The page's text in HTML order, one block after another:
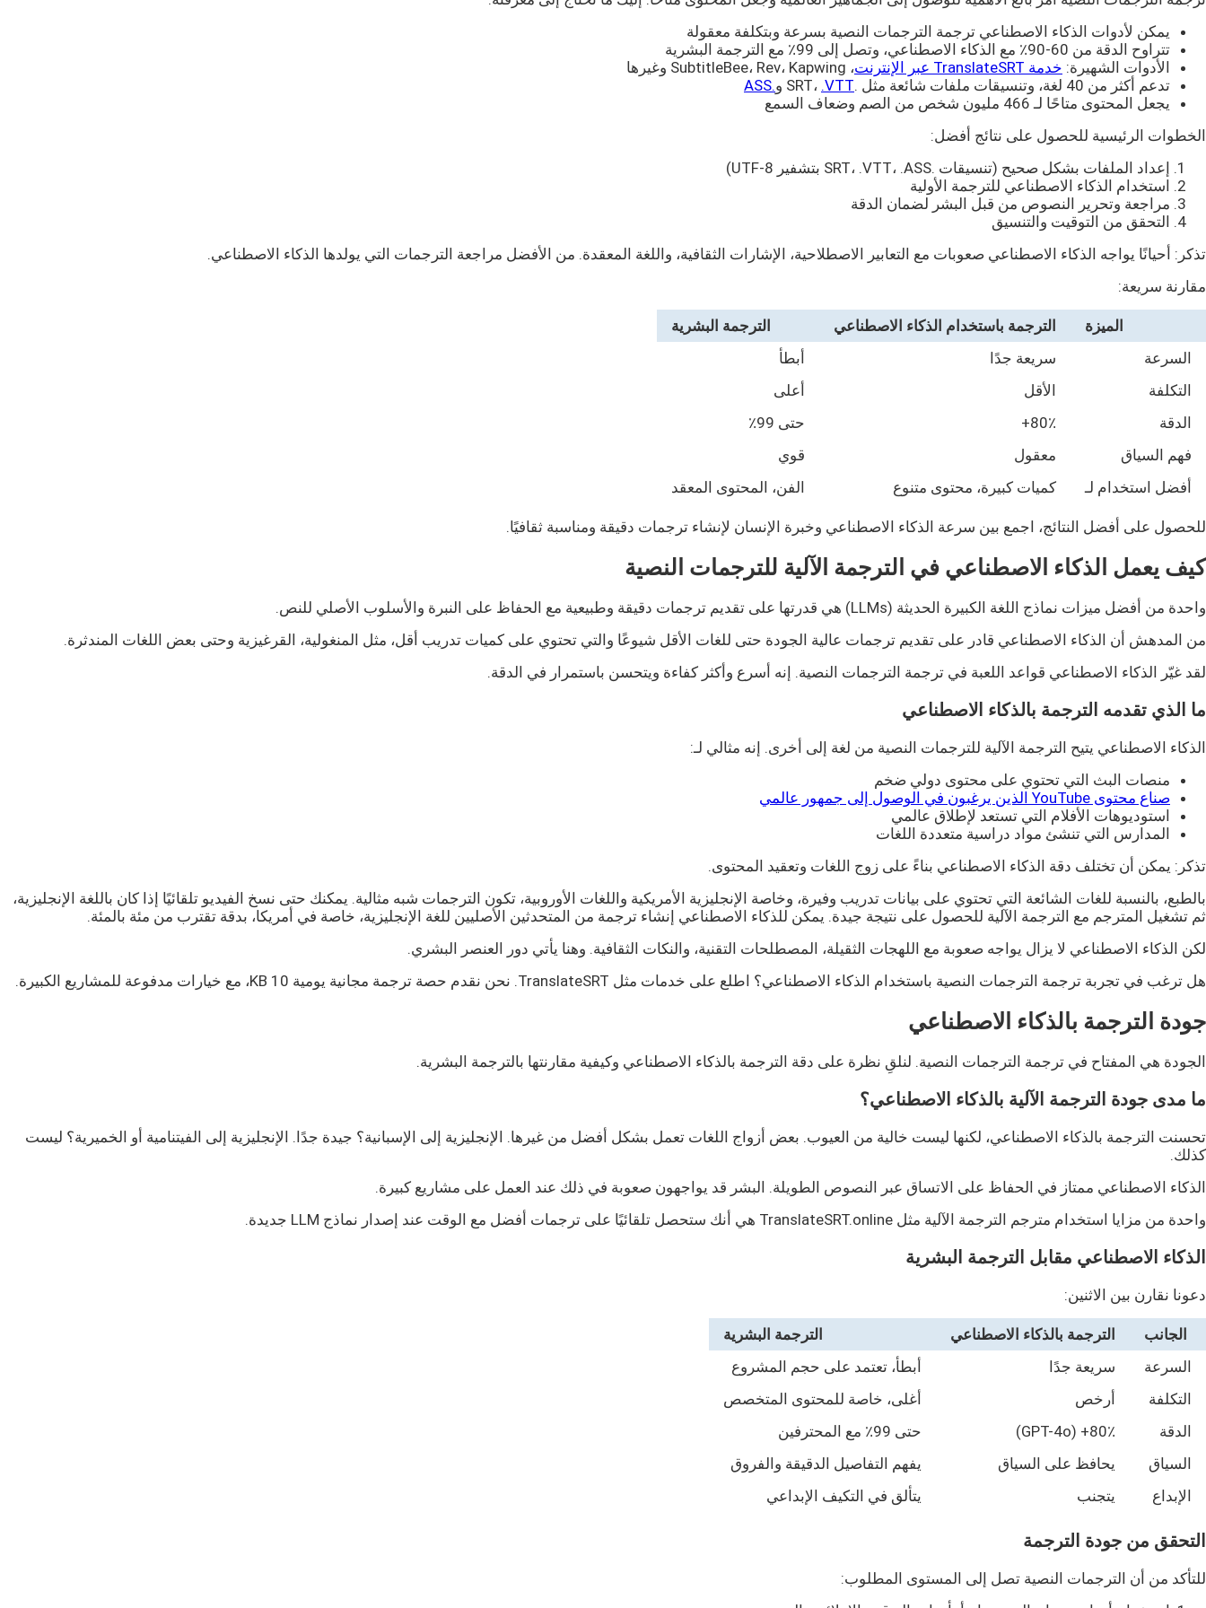
يمكن لأدوات الذكاء الاصطناعي ترجمة الترجمات النصية بسرعة وبتكلفة معقولة
تتراوح الدقة من 60-90٪ مع الذكاء الاصطناعي، وتصل إلى 99٪ مع الترجمة البشرية
الأدوات الشهيرة: خدمة TranslateSRT عبر الإنترنت
، SubtitleBee، Rev، Kapwing وغيرها
تدعم أكثر من 40 لغة، وتنسيقات ملفات شائعة مثل .SRT،
.VTT و.ASS
يجعل المحتوى متاحًا لـ 466 مليون شخص من الصم وضعاف السمع
الخطوات الرئيسية للحصول على نتائج أفضل:
إعداد الملفات بشكل صحيح (تنسيقات .SRT، .VTT، .ASS بتشفير UTF-8)
استخدام الذكاء الاصطناعي للترجمة الأولية
مراجعة وتحرير النصوص من قبل البشر لضمان الدقة
التحقق من التوقيت والتنسيق
تذكر: أحيانًا يواجه الذكاء الاصطناعي صعوبات مع التعابير الاصطلاحية، الإشارات الثقافية، واللغة المعقدة. من الأفضل مراجعة الترجمات التي يولدها الذكاء الاصطناعي.
مقارنة سريعة:
الميزة الترجمة باستخدام الذكاء الاصطناعي
الترجمة البشرية
السرعة
سريعة جدًا
أبطأ
التكلفة
الأقل
أعلى
الدقة
80٪+
حتى 99٪
فهم السياق
معقول
قوي
أفضل استخدام لـ
كميات كبيرة، محتوى متنوع الفن، المحتوى المعقد
للحصول على أفضل النتائج، اجمع بين سرعة الذكاء الاصطناعي وخبرة الإنسان لإنشاء ترجمات دقيقة ومناسبة ثقافيًا.
كيف يعمل الذكاء الاصطناعي في الترجمة الآلية للترجمات النصية
واحدة من أفضل ميزات نماذج اللغة الكبيرة الحديثة (LLMs) هي قدرتها على تقديم ترجمات دقيقة وطبيعية مع الحفاظ على النبرة والأسلوب الأصلي للنص.
من المدهش أن الذكاء الاصطناعي قادر على تقديم ترجمات عالية الجودة حتى للغات الأقل شيوعًا والتي تحتوي على كميات تدريب أقل، مثل المنغولية، القرغيزية وحتى بعض اللغات المندثرة.
لقد غيّر الذكاء الاصطناعي قواعد اللعبة في ترجمة الترجمات النصية. إنه أسرع وأكثر كفاءة ويتحسن باستمرار في الدقة.
ما الذي تقدمه الترجمة بالذكاء الاصطناعي
الذكاء الاصطناعي يتيح الترجمة الآلية للترجمات النصية من لغة إلى أخرى. إنه مثالي لـ:
منصات البث التي تحتوي على محتوى دولي ضخم
صناع محتوى YouTube الذين يرغبون في الوصول إلى جمهور عالمي
استوديوهات الأفلام التي تستعد لإطلاق عالمي
المدارس التي تنشئ مواد دراسية متعددة اللغات
تذكر: يمكن أن تختلف دقة الذكاء الاصطناعي بناءً على زوج اللغات وتعقيد المحتوى.
بالطبع، بالنسبة للغات الشائعة التي تحتوي على بيانات تدريب وفيرة، وخاصة الإنجليزية الأمريكية واللغات الأوروبية، تكون الترجمات شبه مثالية. يمكنك حتى نسخ الفيديو تلقائيًا إذا كان باللغة الإنجليزية،
ثم تشغيل المترجم مع الترجمة الآلية للحصول على نتيجة جيدة. يمكن للذكاء الاصطناعي إنشاء ترجمة من المتحدثين الأصليين للغة الإنجليزية، خاصة في أمريكا، بدقة تقترب من مئة بالمئة.
لكن الذكاء الاصطناعي لا يزال يواجه صعوبة مع اللهجات الثقيلة، المصطلحات التقنية، والنكات الثقافية. وهنا يأتي دور العنصر البشري.
هل ترغب في تجربة ترجمة الترجمات النصية باستخدام الذكاء الاصطناعي؟ اطلع على خدمات مثل TranslateSRT. نحن نقدم حصة ترجمة مجانية يومية
10 KB ، مع خيارات مدفوعة للمشاريع الكبيرة.
جودة الترجمة بالذكاء الاصطناعي
الجودة هي المفتاح في ترجمة الترجمات النصية. لنلقِ نظرة على دقة الترجمة بالذكاء الاصطناعي وكيفية مقارنتها بالترجمة البشرية.
ما مدى جودة الترجمة الآلية بالذكاء الاصطناعي؟
تحسنت الترجمة بالذكاء الاصطناعي، لكنها ليست خالية من العيوب. بعض أزواج اللغات تعمل بشكل أفضل من غيرها. الإنجليزية إلى الإسبانية؟ جيدة جدًا. الإنجليزية إلى الفيتنامية أو الخميرية؟ ليست
كذلك.
الذكاء الاصطناعي ممتاز في الحفاظ على الاتساق عبر النصوص الطويلة. البشر قد يواجهون صعوبة في ذلك عند العمل على مشاريع كبيرة.
واحدة من مزايا استخدام مترجم الترجمة الآلية مثل TranslateSRT.online هي أنك ستحصل تلقائيًا على ترجمات أفضل مع الوقت عند إصدار نماذج LLM جديدة.
الذكاء الاصطناعي مقابل الترجمة البشرية
دعونا نقارن بين الاثنين:
الجانب الترجمة بالذكاء الاصطناعي
الترجمة البشرية
السرعة
سريعة جدًا
أبطأ، تعتمد على حجم المشروع
التكلفة
أرخص
أغلى، خاصة للمحتوى المتخصص
الدقة
80٪+ (GPT-4o)
حتى 99٪ مع المحترفين
السياق
يحافظ على السياق
يفهم التفاصيل الدقيقة والفروق
الإبداع
يتجنب يتألق في التكيف الإبداعي
التحقق من جودة الترجمة
للتأكد من أن الترجمات النصية تصل إلى المستوى المطلوب: